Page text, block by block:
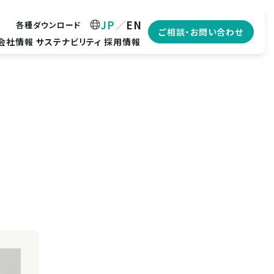
社情報 サステナビリティ 採用情報
各種ダウンロード EN
JP ご相談・お問い合わせ